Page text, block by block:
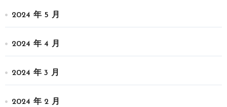
2024 年 5 月
2024 年 4 月
2024 年 3 月
2024 年 2 月